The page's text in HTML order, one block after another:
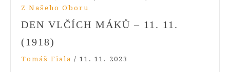
Z Našeho Oboru
DEN VLČÍCH MÁKŮ – 11. 11.
(1918)
Tomáš Fiala / 11. 11. 2023